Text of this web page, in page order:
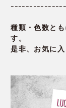
種類・色数と
す。